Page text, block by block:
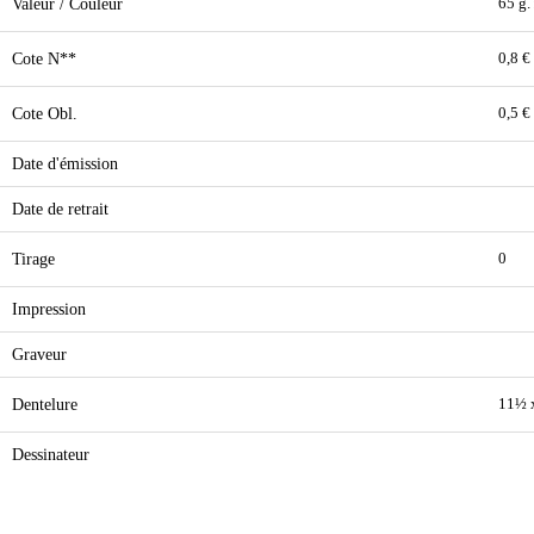
65
Cote N** 0,8 €
Cote Obl. 0,5 €
Date d'émission
Date de retrait
Tirage 0
Impression
Graveur
Dentelure 11½
Dessinateur